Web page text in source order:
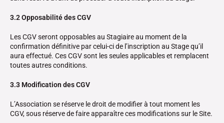
3.2 Opposabilité des CGV
Les CGV seront opposables au Stagiaire au moment de la
confirmation définitive par celui-ci de l’inscription au Stage qu’il
aura effectué. Ces CGV sont les seules applicables et remplacent
toutes autres conditions.
3.3 Modification des CGV
L’Association se réserve le droit de modifier à tout moment les
CGV, sous réserve de faire apparaître ces modifications sur le Site.